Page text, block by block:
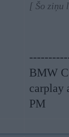
[ Šo ziņu
BMW
carplay
PM